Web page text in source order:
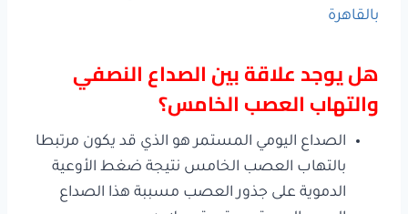
بالقاهرة
هل يوجد علاقة بين الصداع النصفي
والتهاب العصب الخامس؟
الصداع اليومي المستمر هو الذي قد يكون مرتبطا
بالتهاب العصب الخامس نتيجة ضغط الأوعية
الدموية على جذور العصب مسببة هذا الصداع